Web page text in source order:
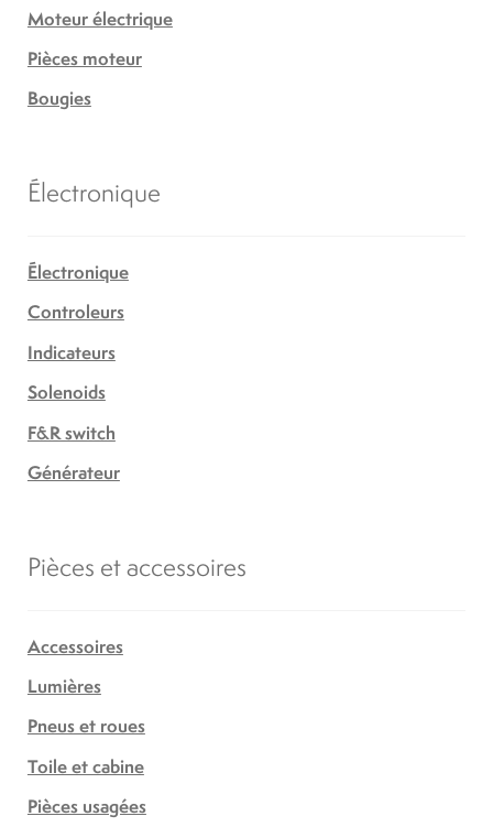
Moteur électrique
Pièces moteur
Bougies
Électronique
Électronique
Controleurs
Indicateurs
Solenoids
F&R switch
Générateur
Pièces et accessoires
Accessoires
Lumières
Pneus et roues
Toile et cabine
Pièces usagées